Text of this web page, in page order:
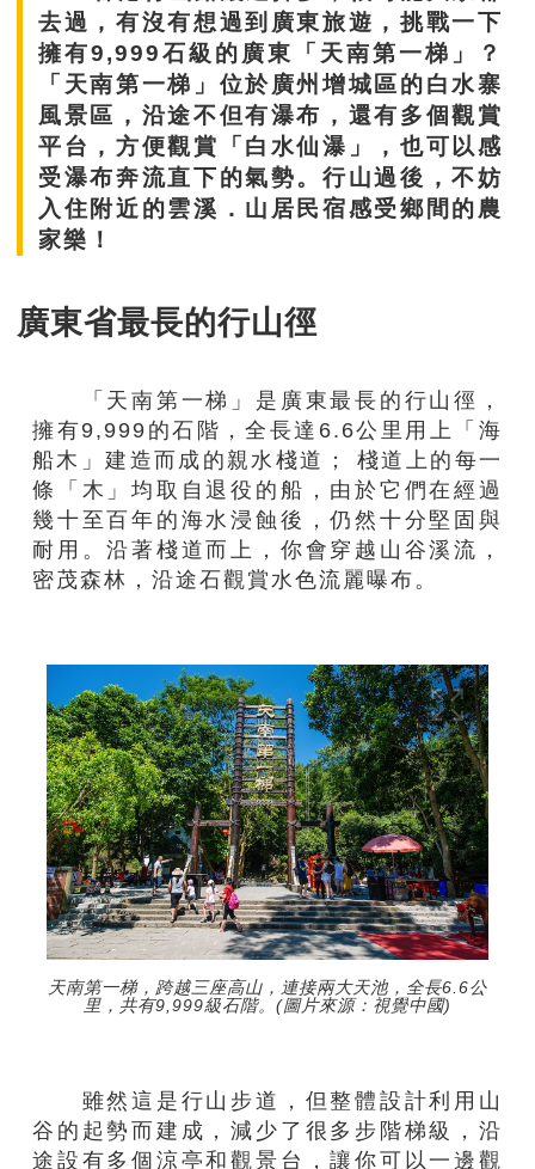
去過，有沒有想過到廣東旅遊，挑戰一下
擁有9,999石級的廣東「天南第一梯」？
「天南第一梯」位於廣州增城區的白水寨
風景區，沿途不但有瀑布，還有多個觀賞
平台，方便觀賞「白水仙瀑」，也可以感
受瀑布奔流直下的氣勢。行山過後，不妨
入住附近的雲溪．山居民宿感受鄉間的農
家樂！
廣東省最長的行山徑
「天南第一梯」是廣東最長的行山徑，
擁有9,999的石階，全長達6.6公里用上「海
船木」建造而成的親水棧道； 棧道上的每一
條「木」均取自退役的船，由於它們在經過
幾十至百年的海水浸蝕後，仍然十分堅固與
耐用。沿著棧道而上，你會穿越山谷溪流，
密茂森林，沿途石觀賞水色流麗曝布。
天南第一梯，跨越三座高山，連接兩大天池，全長6.6公
里，共有9,999級石階。(圖片來源：視覺中國)
雖然這是行山步道，但整體設計利用山
谷的起勢而建成，減少了很多步階梯級，沿
途設有多個涼亭和觀景台，讓你可以一邊觀